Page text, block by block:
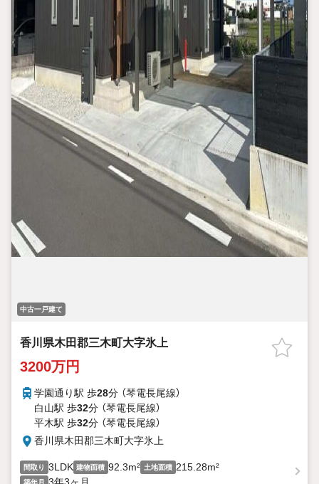
中古一戸建て
香川県木田郡三木町大字氷上
3200万円
学園通り駅 歩28分 （琴電長尾線）
白山駅 歩32分 （琴電長尾線）
平木駅 歩32分 （琴電長尾線）
香川県木田郡三木町大字氷上
間取り 3LDK 建物面積 92.3m² 土地面積 215.28m²
築年月